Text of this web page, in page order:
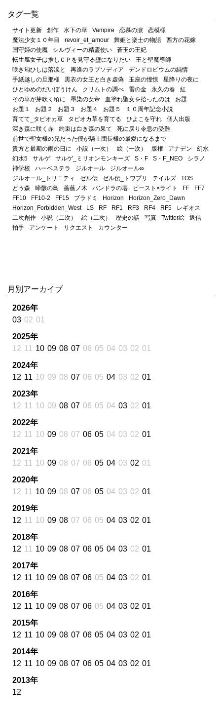
タグ一覧
サイト更新 創作 水下の華 Vampire 恋慕の涙
恋模様
魔法少女１０年目
revoir_et_amour 舞姫と楽士の物語
西方の花嫁
国守姫の使魔
シルヴィーの精霊使い
蒼玉の王妃
転生腐女子は推しＣＰを見守る壁になりたい
王と聖魔導師
咲き匂ひしは落涙と
再逢のラプソディア
デンドロビウムの純情
手紙越しの旦那様
黒衣の女王と白き虚偽 玉座の憧憬
星降りの夜に
ひとゆめのだいぼうけん
クリムトの調べ 雷の金 永久の春
紅
その華が芽吹く頃に
墨染の女帝 血塗れ聖女を拾ったのは
お題
お題１
お題２ お題３ お題４ お題５
１０周年記念小説
育てて_タピオカ草
タピオカ草を育てる ひよこを守れ
個人出版
深き森に咲く赤
約束は白き森の果て
死に戻り令息の受難
前世で聖女様の兄だった僕が騎士団長様の最愛になるまで
貴方と最期の雨の日に
小説（一次） 絵（一次） 版権 アナデン
幻水
幻水5
サルゲ サルゲ_ミリオンモンキーズ S・F S・F_NEO
シラノ
神学校
ハーベステラ ジルオール
ジルオール∞
ジルオール_トリニティ
ゼル伝 ゼル伝_トワプリ テイルズ
TOS
どう森
啼骸の鳥 薔薇ノ木 パンドラの塔 ビースト×ライト FF
FF7
FF10
FF10-2 FF15 ブラドミ Horizon
Horizon_Zero_Dawn
Horizon_Forbidden_West
LS RF RF1 RF3 RF4 RF5
レギオス
二次創作
小説（二次） 絵（二次） 歴史の話 写真 Twitter絵
返信
拍手
アンケート リクエスト カウンター
月別アーカイブ
2026年
03 02 01
2025年
12 11 10 09 08 07 06 05 04 03 02 01
2024年
12 11 10 09 08 07 06 05 04 03 02 01
2023年
12 11 10 09 08 07 06 05 04 03 02 01
2022年
12 11 10 09 08 07 06 05 04 03 02 01
2021年
12 11 10 09 08 07 06 05 04 03 02 01
2020年
12 11 10 09 08 07 06 05 04 03 02 01
2019年
12 11 10 09 08 07 06 05 04 03 02 01
2018年
12 11 10 09 08 07 06 05 04 03 02 01
2017年
12 11 10 09 08 07 06 05 04 03 02 01
2016年
12 11 10 09 08 07 06 05 04 03 02 01
2015年
12 11 10 09 08 07 06 05 04 03 02 01
2014年
12 11 10 09 08 07 06 05 04 03 02 01
2013年
12